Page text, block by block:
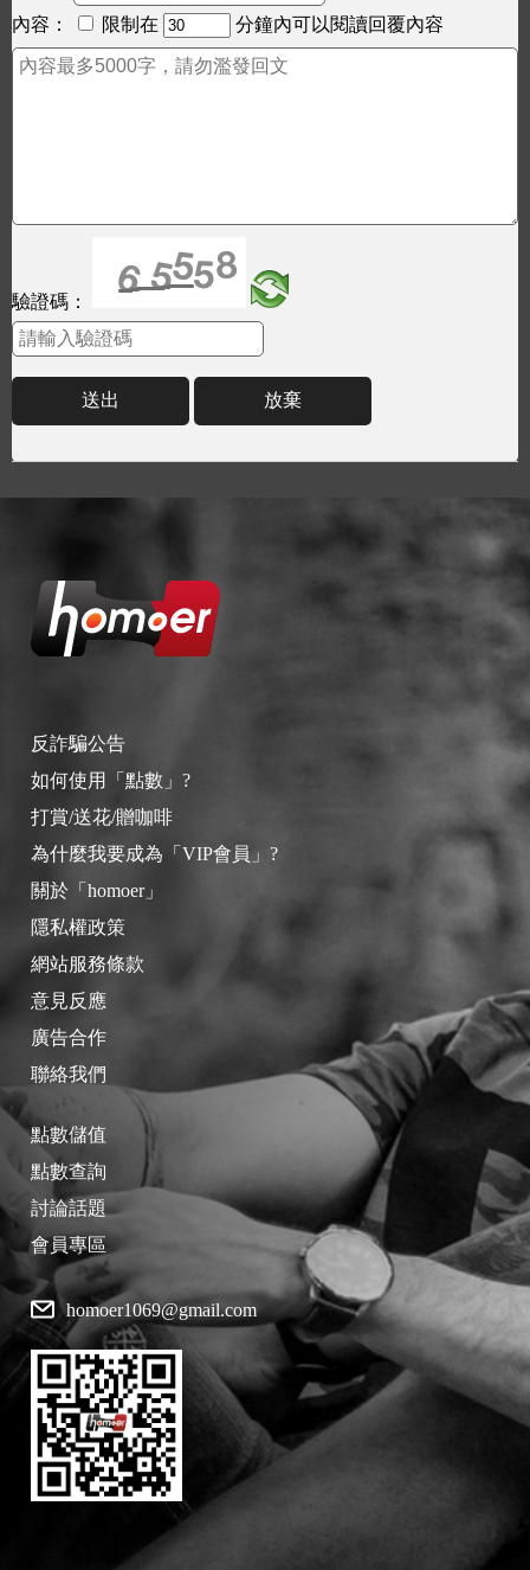
內容：
限制在 分鐘內可以閱讀回覆內容
驗證碼：
送出 放棄
反詐騙公告
如何使用「點數」?
打賞/送花/贈咖啡
為什麼我要成為「VIP會員」?
關於「homoer」
隱私權政策
網站服務條款
意見反應
廣告合作
聯絡我們
點數儲值
點數查詢
討論話題
會員專區
homoer1069@gmail.com